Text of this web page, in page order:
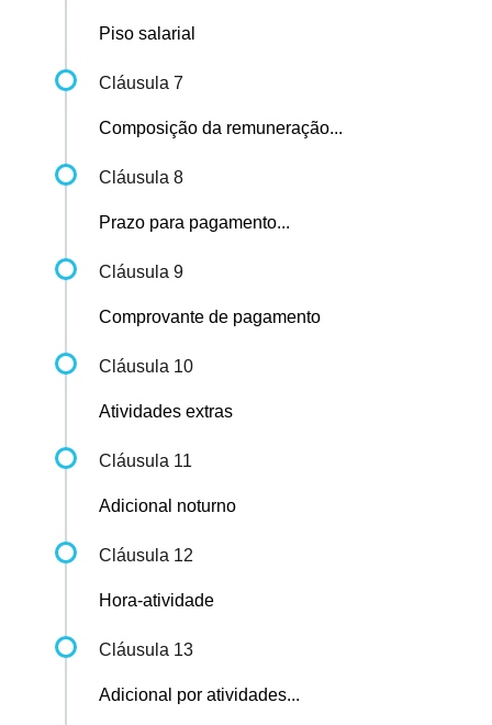
Piso salarial
Cláusula 7
Composição da remuneração...
Cláusula 8
Prazo para pagamento...
Cláusula 9
Comprovante de pagamento
Cláusula 10
Atividades extras
Cláusula 11
Adicional noturno
Cláusula 12
Hora-atividade
Cláusula 13
Adicional por atividades...